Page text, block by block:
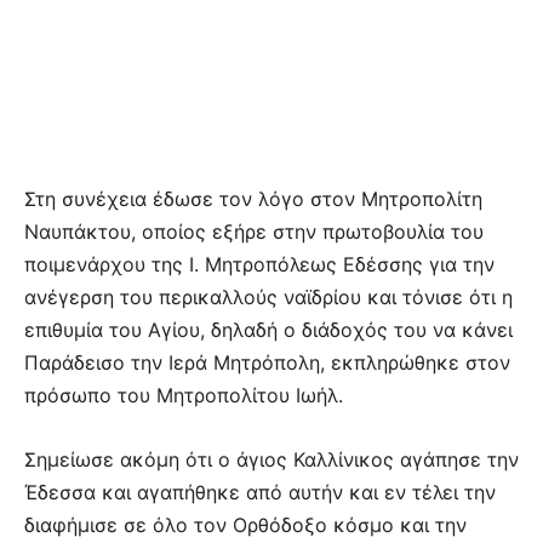
Στη συνέχεια έδωσε τον λόγο στον Μητροπολίτη
Ναυπάκτου, οποίος εξήρε στην πρωτοβουλία του
ποιμενάρχου της Ι. Μητροπόλεως Εδέσσης για την
ανέγερση του περικαλλούς ναϊδρίου και τόνισε ότι η
επιθυμία του Αγίου, δηλαδή ο διάδοχός του να κάνει
Παράδεισο την Ιερά Μητρόπολη, εκπληρώθηκε στον
πρόσωπο του Μητροπολίτου Ιωήλ.
Σημείωσε ακόμη ότι ο άγιος Καλλίνικος αγάπησε την
Έδεσσα και αγαπήθηκε από αυτήν και εν τέλει την
διαφήμισε σε όλο τον Ορθόδοξο κόσμο και την